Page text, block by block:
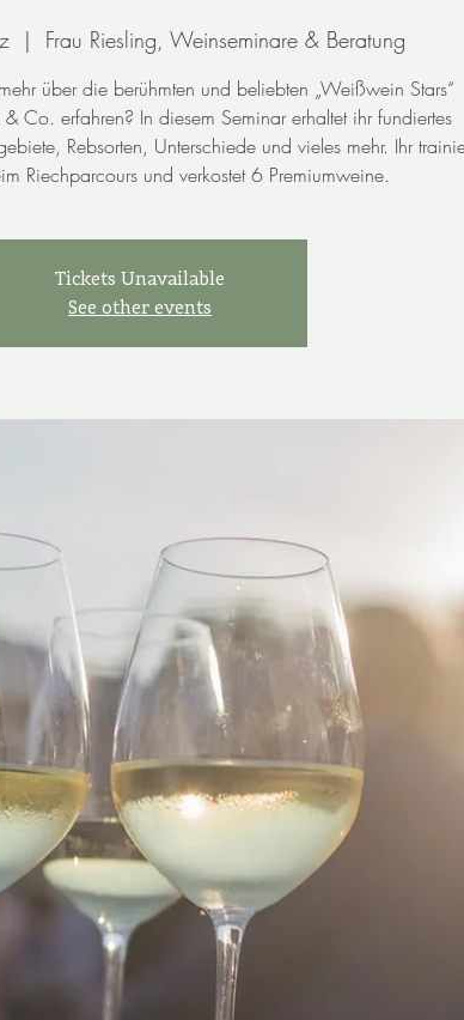
  |
Frau Riesling, Weinseminare & Beratung
über die berühmten und beliebten „Weißwein Stars“
Co. erfahren? In diesem Seminar erhaltet ihr fundiertes
Rebsorten, Unterschiede und vieles mehr. Ihr
Riechparcours und verkostet 6 Premiumweine.
Tickets Unavailable
See other events